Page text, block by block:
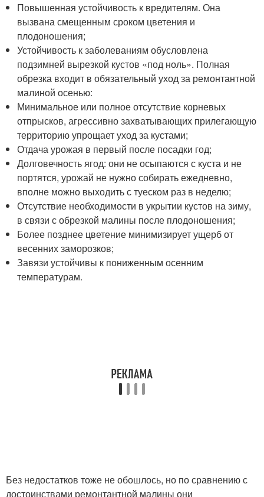
Повышенная устойчивость к вредителям. Она
вызвана смещенным сроком цветения и
плодоношения;
Устойчивость к заболеваниям обусловлена
подзимней вырезкой кустов «под ноль». Полная
обрезка входит в обязательный уход за ремонтантной
малиной осенью:
Минимальное или полное отсутствие корневых
отпрысков, агрессивно захватывающих прилегающую
территорию упрощает уход за кустами;
Отдача урожая в первый после посадки год;
Долговечность ягод: они не осыпаются с куста и не
портятся, урожай не нужно собирать ежедневно,
вполне можно выходить с туеском раз в неделю;
Отсутствие необходимости в укрытии кустов на зиму,
в связи с обрезкой малины после плодоношения;
Более позднее цветение минимизирует ущерб от
весенних заморозков;
Завязи устойчивы к пониженным осенним
температурам.
Без недостатков тоже не обошлось, но по сравнению с
достоинствами ремонтантной малины они